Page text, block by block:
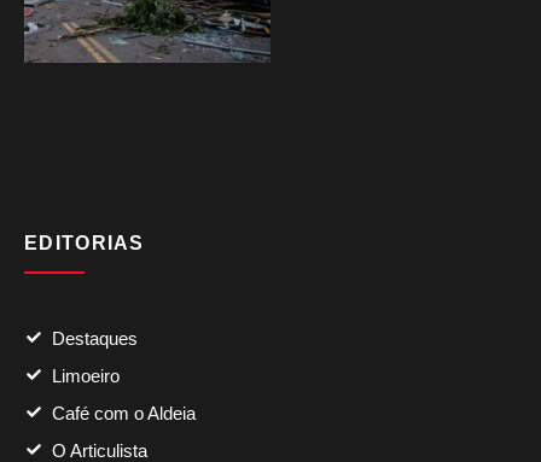
EDITORIAS
Destaques
Limoeiro
Café com o Aldeia
O Articulista